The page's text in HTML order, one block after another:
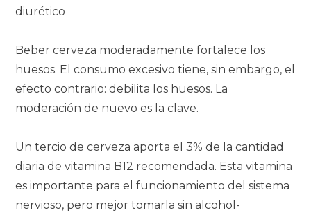
diurético
Beber cerveza moderadamente fortalece los
huesos. El consumo excesivo tiene, sin embargo, el
efecto contrario: debilita los huesos. La
moderación de nuevo es la clave.
Un tercio de cerveza aporta el 3% de la cantidad
diaria de vitamina B12 recomendada. Esta vitamina
es importante para el funcionamiento del sistema
nervioso, pero mejor tomarla sin alcohol-